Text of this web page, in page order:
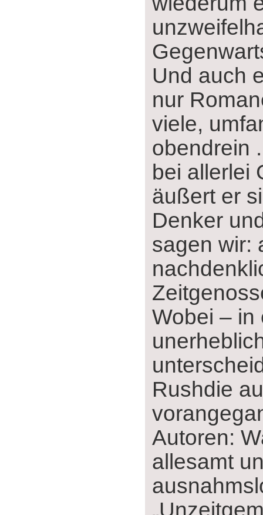
Und auch
nur
viele,
obendrein
bei allerlei
äußert er
Denker
sagen wir:
Wobei ‒ in
Rushdie
Autoren:
allesamt